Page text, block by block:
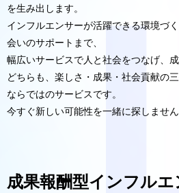
を生み出します。
インフルエンサーが活躍できる環境づ
会いのサポートまで、
幅広いサービスで人と社会をつなげ、
どちらも、楽しさ・成果・社会貢献の
ならではのサービスです。
今すぐ新しい可能性を一緒に探しませ
成果報酬型インフル